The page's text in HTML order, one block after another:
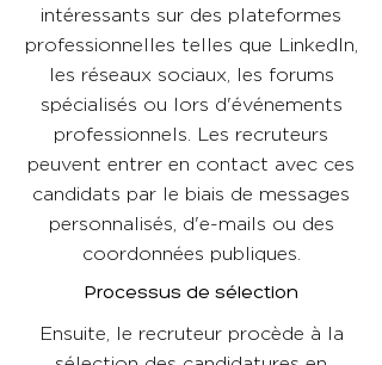
intéressants sur des plateformes
professionnelles telles que LinkedIn,
les réseaux sociaux, les forums
spécialisés ou lors d'événements
professionnels. Les recruteurs
peuvent entrer en contact avec ces
candidats par le biais de messages
personnalisés, d'e-mails ou des
coordonnées publiques.
Processus de sélection
Ensuite, le recruteur procède à la